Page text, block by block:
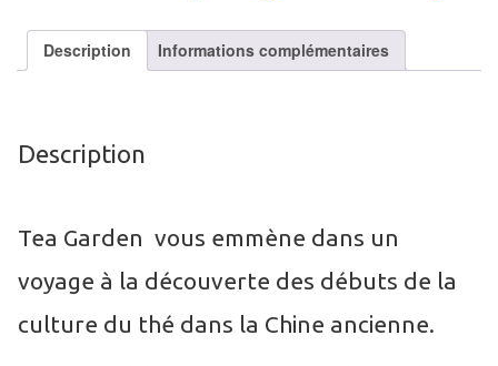
en
en
Tables
Accessoires
Jeux
Description Informations complémentaires
Description
Tea Garden vous emmène dans un
voyage à la découverte des débuts de la
culture du thé dans la Chine ancienne.